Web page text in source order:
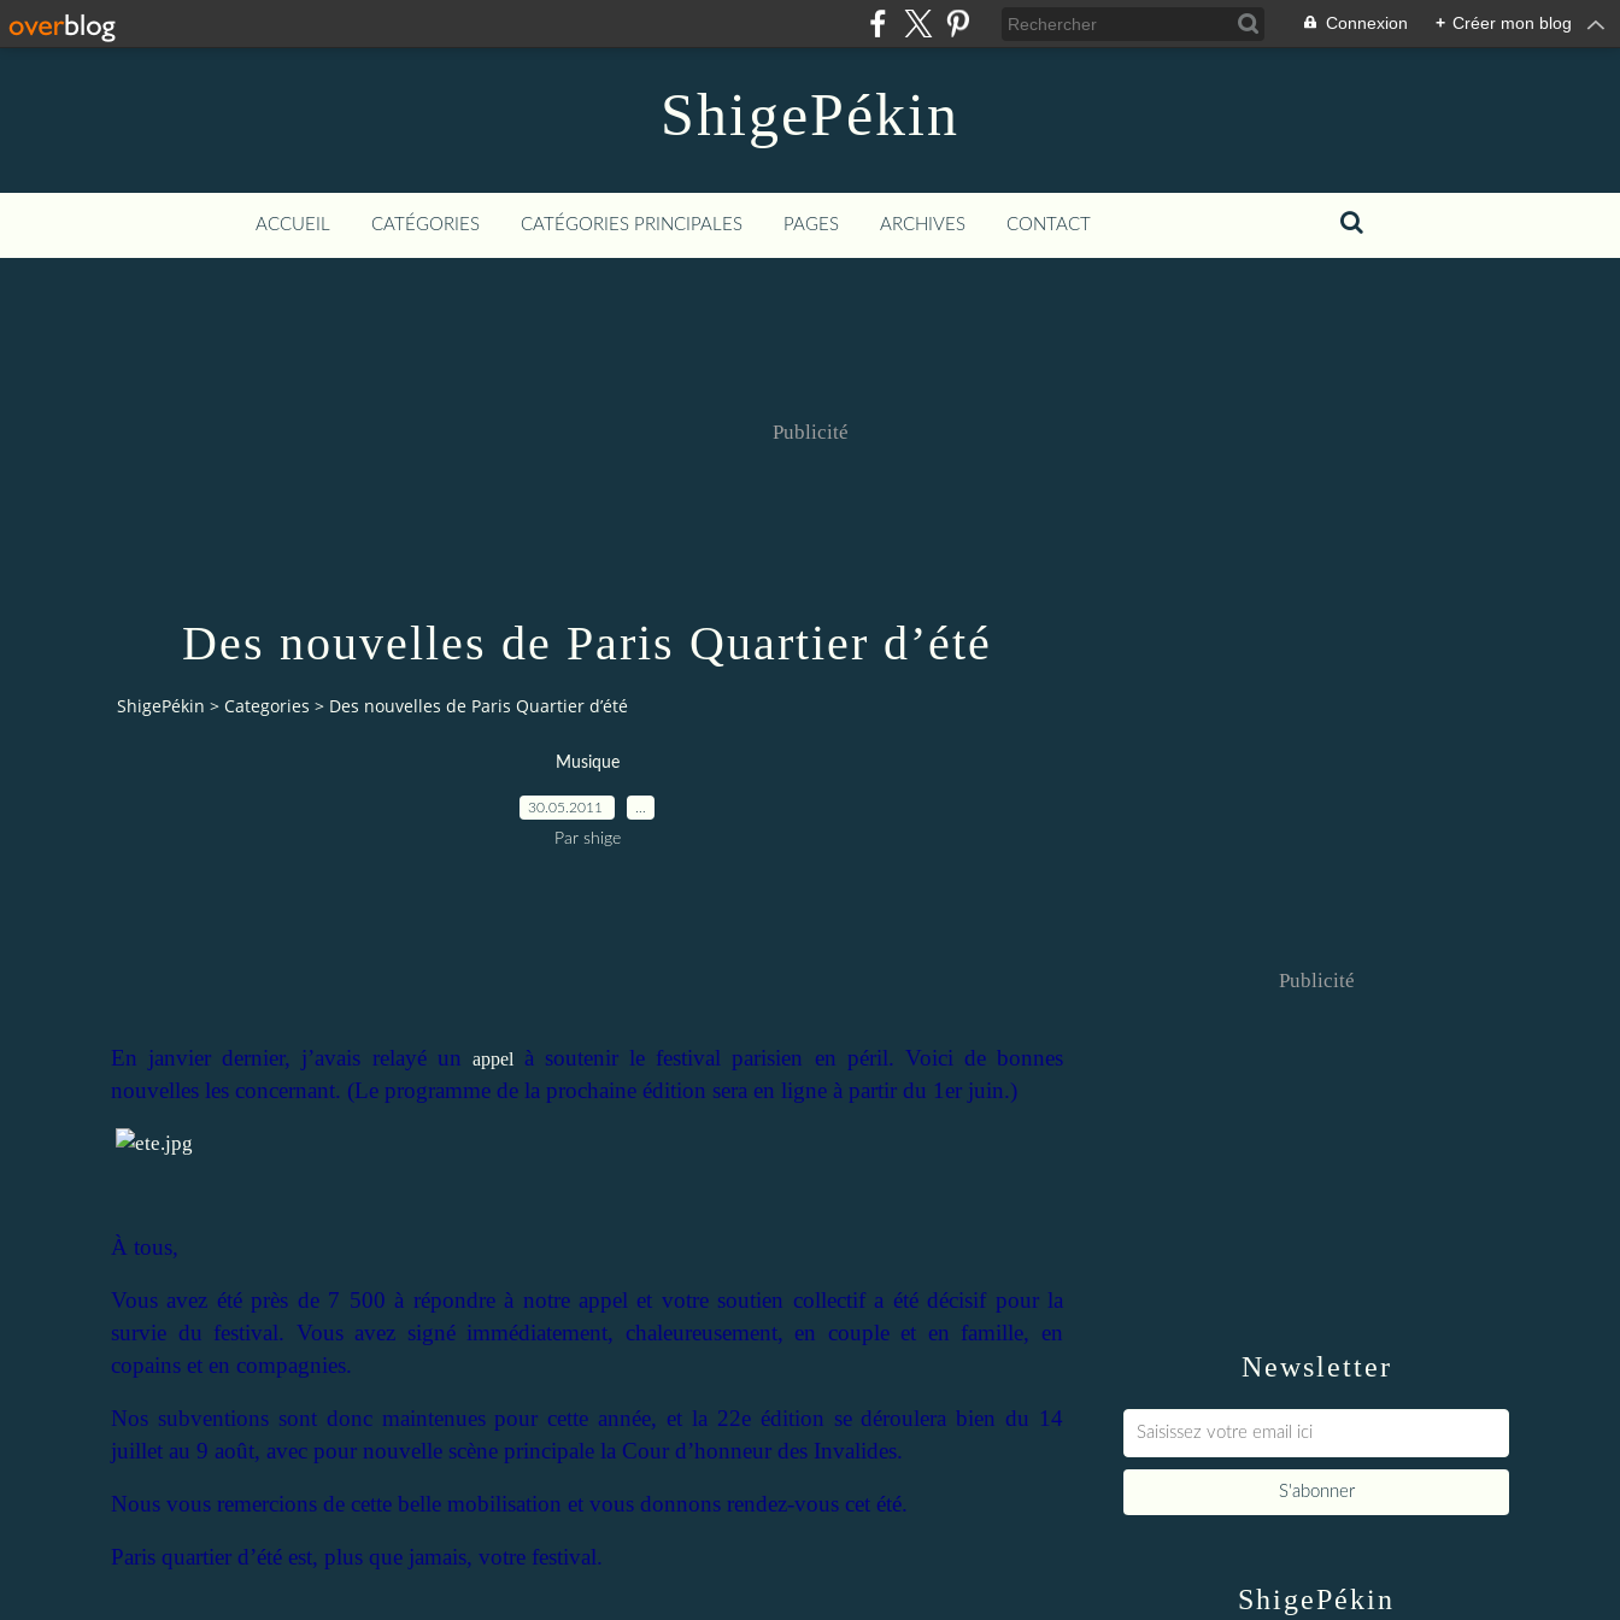
Connexion + Créer mon blog
ShigePékin
ACCUEIL CATÉGORIES CATÉGORIES PRINCIPALES PAGES ARCHIVES CONTACT
Publicité
Des nouvelles de Paris Quartier d’été
ShigePékin > Categories > Des nouvelles de Paris Quartier d’été
Musique
30.05.2011
Par shige
En janvier dernier, j’avais relayé un appel
à soutenir le festival parisien en péril. Voici de bonnes
nouvelles les concernant. (Le programme de la prochaine édition sera en ligne à partir du 1er juin.)
À tous,
Vous avez été près de 7 500 à répondre à notre appel et votre soutien collectif a été décisif pour la
survie du festival. Vous avez signé immédiatement, chaleureusement, en couple et en famille, en
copains et en compagnies.
Nos subventions sont donc maintenues pour cette année, et la 22e édition se déroulera bien du 14
juillet au 9 août, avec pour nouvelle scène principale la Cour d’honneur des Invalides.
Nous vous remercions de cette belle mobilisation et vous donnons rendez-vous cet été.
Paris quartier d’été est, plus que jamais, votre festival.
Newsletter
Publicité
ShigePékin